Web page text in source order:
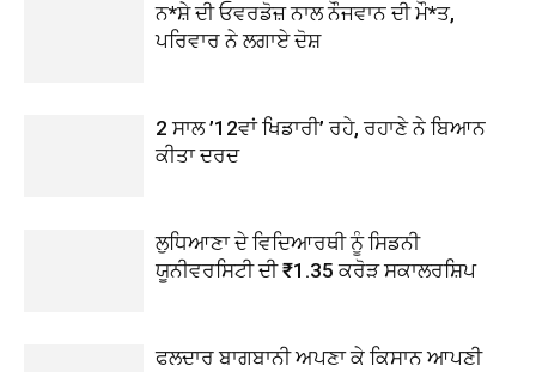
ਨ*ਸ਼ੇ ਦੀ ਓਵਰਡੋਜ਼ ਨਾਲ ਨੌਜਵਾਨ ਦੀ ਮੌ*ਤ,
ਪਰਿਵਾਰ ਨੇ ਲਗਾਏ ਦੋਸ਼
2 ਸਾਲ ’12ਵਾਂ ਖਿਡਾਰੀ’ ਰਹੇ, ਰਹਾਣੇ ਨੇ ਬਿਆਨ
ਕੀਤਾ ਦਰਦ
ਲੁਧਿਆਣਾ ਦੇ ਵਿਦਿਆਰਥੀ ਨੂੰ ਸਿਡਨੀ
ਯੂਨੀਵਰਸਿਟੀ ਦੀ ₹1.35 ਕਰੋੜ ਸਕਾਲਰਸ਼ਿਪ
ਫਲਦਾਰ ਬਾਗਬਾਨੀ ਅਪਣਾ ਕੇ ਕਿਸਾਨ ਆਪਣੀ